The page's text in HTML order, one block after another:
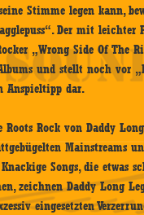
Stimme legen kann,
Der mit leichter
„Wrong Side Of The
und stellt noch vor
Anspieltipp dar.
Rock von Daddy
Mainstreams
Songs, die etwas
zeichnen Daddy Long
eingesetzten